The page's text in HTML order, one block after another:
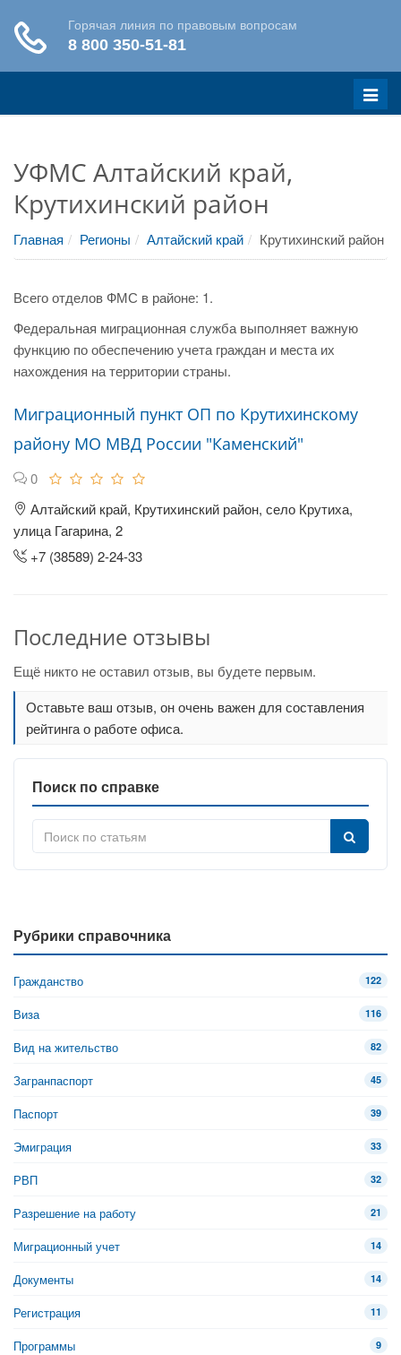
Меню
УФМС Алтайский край,
Крутихинский район
Главная Регионы Алтайский край Крутихинский район
Всего отделов ФМС в районе: 1.
Федеральная миграционная служба выполняет важную
функцию по обеспечению учета граждан и места их
нахождения на территории страны.
Миграционный пункт ОП по Крутихинскому
району МО МВД России "Каменский"
0
Алтайский край, Крутихинский район, село Крутиха,
улица Гагарина, 2
+7 (38589) 2-24-33
Последние отзывы
Ещё никто не оставил отзыв, вы будете первым.
Оставьте ваш отзыв, он очень важен для составления
рейтинга о работе офиса.
Поиск по справке
Рубрики справочника
Гражданство 122
Виза 116
Вид на жительство 82
Загранпаспорт 45
Паспорт 39
Эмиграция 33
РВП 32
Разрешение на работу 21
Миграционный учет 14
Документы 14
Регистрация 11
Программы 9